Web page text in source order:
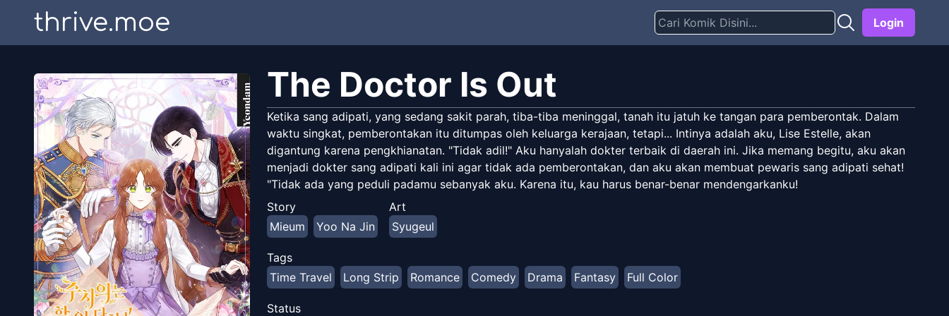
thrive.moe Login
The Doctor Is Out
Ketika sang adipati, yang sedang sakit parah, tiba-tiba meninggal, tanah itu jatuh ke tangan para pemberontak. Dalam
waktu singkat, pemberontakan itu ditumpas oleh keluarga kerajaan, tetapi... Intinya adalah aku, Lise Estelle, akan
digantung karena pengkhianatan. "Tidak adil!" Aku hanyalah dokter terbaik di daerah ini. Jika memang begitu, aku akan
menjadi dokter sang adipati kali ini agar tidak ada pemberontakan, dan aku akan membuat pewaris sang adipati sehat!
"Tidak ada yang peduli padamu sebanyak aku. Karena itu, kau harus benar-benar mendengarkanku!
Story
Mieum
Yoo Na Jin
Art
Syugeul
Tags
Time Travel
Long Strip Romance Comedy Drama Fantasy Full Color
Status